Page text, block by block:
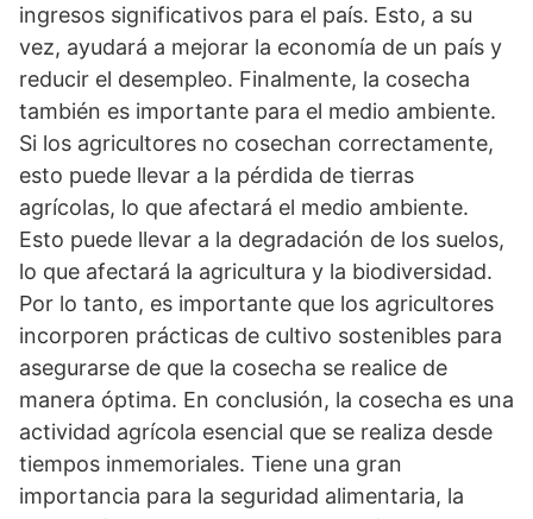
ingresos significativos para el país. Esto, a su
vez, ayudará a mejorar la economía de un país y
reducir el desempleo. Finalmente, la cosecha
también es importante para el medio ambiente.
Si los agricultores no cosechan correctamente,
esto puede llevar a la pérdida de tierras
agrícolas, lo que afectará el medio ambiente.
Esto puede llevar a la degradación de los suelos,
lo que afectará la agricultura y la biodiversidad.
Por lo tanto, es importante que los agricultores
incorporen prácticas de cultivo sostenibles para
asegurarse de que la cosecha se realice de
manera óptima. En conclusión, la cosecha es una
actividad agrícola esencial que se realiza desde
tiempos inmemoriales. Tiene una gran
importancia para la seguridad alimentaria, la